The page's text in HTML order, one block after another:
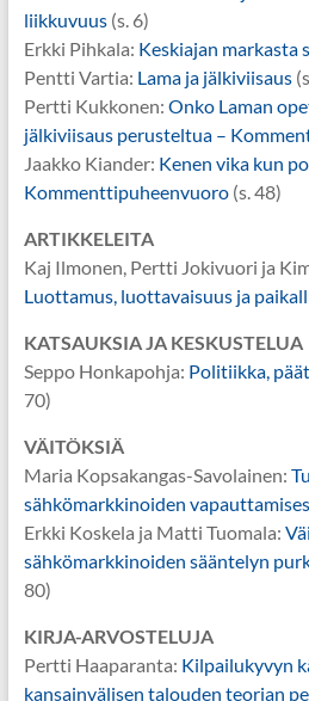
liikkuvuus(s. 6)
Erkki Pihkala: Keskiajan markasta
Pentti Vartia: Lama ja jälkiviisaus
Pertti Kukkonen: Onko Laman
jälkiviisaus perusteltua –
Jaakko Kiander: Kenen vika kun
Kommenttipuheenvuoro(s. 48)
ARTIKKELEITA
Kaj Ilmonen, Pertti Jokivuori ja
Luottamus, luottavaisuus ja
KATSAUKSIA JA KESKUSTELUA
Seppo Honkapohja: Politiikka,
70)
VÄITÖKSIÄ
Maria Kopsakangas-Savolainen:
sähkömarkkinoiden
Erkki Koskela ja Matti Tuomala:
sähkömarkkinoiden sääntelyn
80)
KIRJA-ARVOSTELUJA
Pertti Haaparanta: Kilpailukyvyn
kansainvälisen talouden teorian